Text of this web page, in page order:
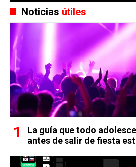
Noticias útiles
La guía que todo
antes de salir de fiesta